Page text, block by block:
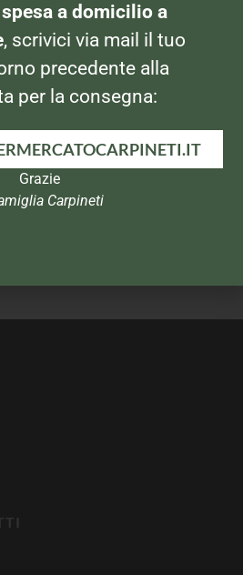
spesa a domicilio a
, scrivici via mail il tuo
precedente alla
per la consegna:
Grazie
Carpineti